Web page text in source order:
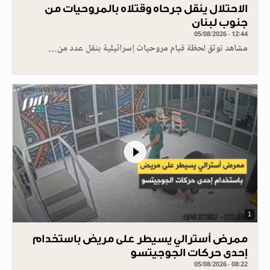
الاحتلال ينقل جرحاه وقتلاه بالمروحيات من
جنوب لبنان
05/08/2026 - 12:44
مشاهد توثق لحظة قيام مروحيات إسرائيلية بنقل عدد من…
1
ممرض أسترالي يسيطر على مريض باستخدام
إحدى حركات الجوجيتسو
05/08/2026 - 08:22